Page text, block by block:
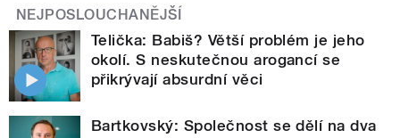
NEJPOSLOUCHANĚJŠÍ
Telička: Babiš? Větší problém je jeho
okolí. S neskutečnou arogancí se
přikrývají absurdní věci
Bartkovský: Společnost se dělí na dva